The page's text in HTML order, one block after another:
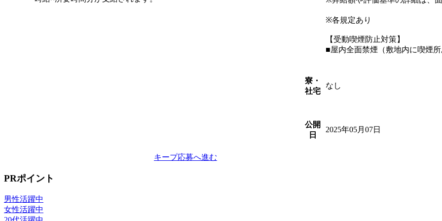
※各規定あり
【受動喫煙防止対策】
■屋内全面禁煙（敷地内に喫煙
寮・
社宅
なし
公開
日
2025年05月07日
キープ応募へ進む
PRポイント
男性活躍中
女性活躍中